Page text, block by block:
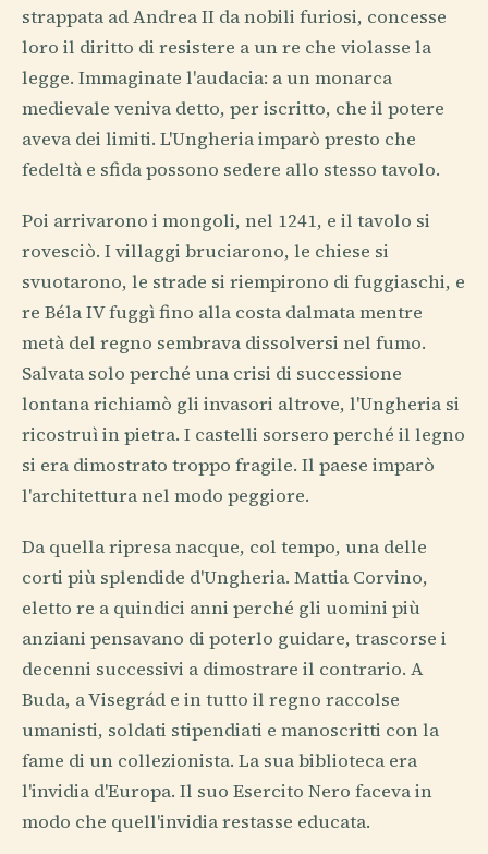
strappata ad Andrea II da nobili furiosi, concesse
loro il diritto di resistere a un re che violasse la
legge. Immaginate l'audacia: a un monarca
medievale veniva detto, per iscritto, che il potere
aveva dei limiti. L'Ungheria imparò presto che
fedeltà e sfida possono sedere allo stesso tavolo.
Poi arrivarono i mongoli, nel 1241, e il tavolo si
rovesciò. I villaggi bruciarono, le chiese si
svuotarono, le strade si riempirono di fuggiaschi, e
re Béla IV fuggì fino alla costa dalmata mentre
metà del regno sembrava dissolversi nel fumo.
Salvata solo perché una crisi di successione
lontana richiamò gli invasori altrove, l'Ungheria si
ricostruì in pietra. I castelli sorsero perché il legno
si era dimostrato troppo fragile. Il paese imparò
l'architettura nel modo peggiore.
Da quella ripresa nacque, col tempo, una delle
corti più splendide d'Ungheria. Mattia Corvino,
eletto re a quindici anni perché gli uomini più
anziani pensavano di poterlo guidare, trascorse i
decenni successivi a dimostrare il contrario. A
Buda, a Visegrád e in tutto il regno raccolse
umanisti, soldati stipendiati e manoscritti con la
fame di un collezionista. La sua biblioteca era
l'invidia d'Europa. Il suo Esercito Nero faceva in
modo che quell'invidia restasse educata.